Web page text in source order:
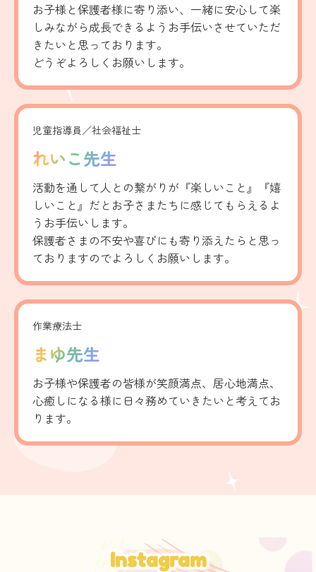
お子様と保護者様に寄り添い、一緒に安心して楽
しみながら成長できるようお手伝いさせていただ
きたいと思っております。
どうぞよろしくお願いします。
児童指導員／社会福祉士
れいこ先生
活動を通して人との繋がりが『楽しいこと』『嬉
しいこと』だとお子さまたちに感じてもらえるよ
うお手伝いします。
保護者さまの不安や喜びにも寄り添えたらと思っ
ておりますのでよろしくお願いします。
作業療法士
まゆ先生
お子様や保護者の皆様が笑顔満点、居心地満点、
心癒しになる様に日々務めていきたいと考えてお
ります。
Instagram